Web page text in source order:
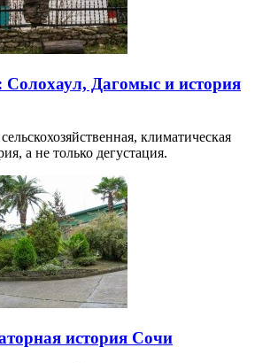
Дагомыс и история
климатическая
а не только дегустация.
история Сочи